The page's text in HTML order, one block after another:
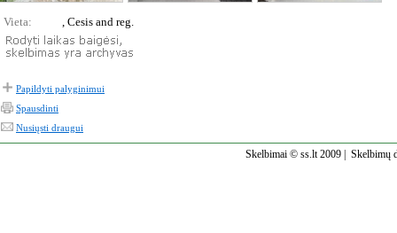
Vieta: , Cesis and reg.
Papildyti palyginimui
Spausdinti
Nusiųsti draugui
Skelbimai © ss.lt 2009 | Skelbimų